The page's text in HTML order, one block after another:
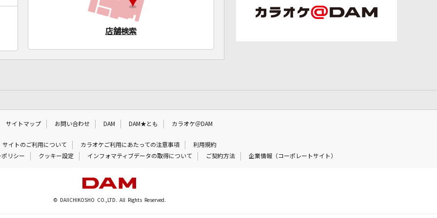
店舗検索
サイトマップ お問い合わせ DAM DAM★とも カラオケ＠DAM
サイトのご利用について カラオケご利用にあたっての注意事項
利用規約
リシー
クッキー設定 インフォマティブデータの取得について ご契約方法 企業情報（コーポレートサイト）
© DAIICHIKOSHO CO.,LTD. All Rights Reserved.